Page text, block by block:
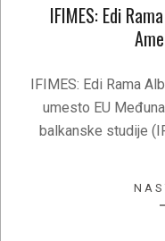
IFIMES: Edi
12-
IFIMES: Edi Rama
umesto EU
balkanske studije